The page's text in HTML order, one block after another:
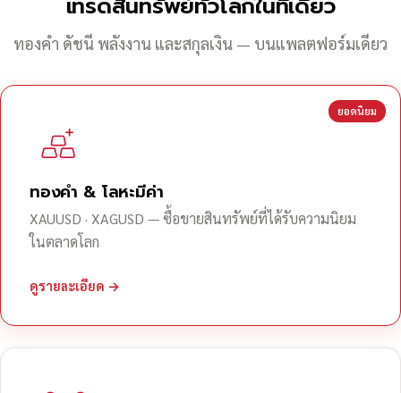
ทองคำ ดัชนี พลังงาน และสกุลเงิน — บนแพลตฟอร์มเดียว
ยอดนิยม
ทองคำ & โลหะมีค่า
XAUUSD · XAGUSD — ซื้อขายสินทรัพย์ที่ได้รับความนิยม
ในตลาดโลก
ดูรายละเอียด →